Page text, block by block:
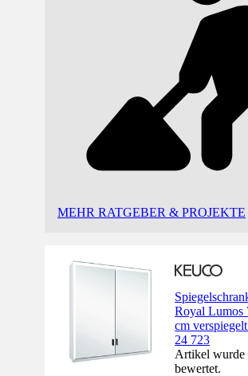
MEHR RATGEBER & PROJEKTE
Royal Lumos
cm
24 723
Artikel wurde
bewertet.